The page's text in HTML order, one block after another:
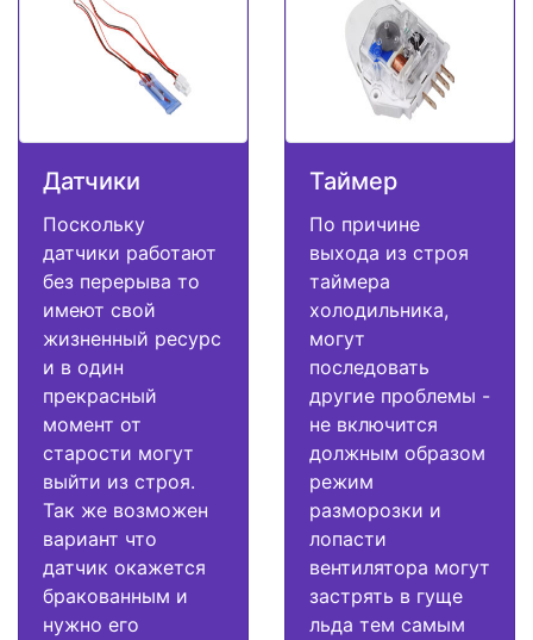
Датчики
Поскольку
датчики работают
без перерыва то
имеют свой
жизненный ресурс
и в один
прекрасный
момент от
старости могут
выйти из строя.
Так же возможен
вариант что
датчик окажется
бракованным и
нужно его
Таймер
По причине
выхода из строя
таймера
холодильника,
могут
последовать
другие проблемы -
не включится
должным образом
режим
разморозки и
лопасти
вентилятора могут
застрять в гуще
льда тем самым